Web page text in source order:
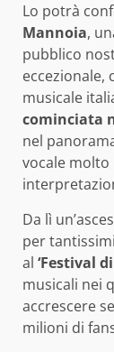
Lo potrà
Mannoia,
pubblico
eccezionale,
musicale
cominciata
nel
vocale
Da lì
per
al ‘Festival
musicali nei
accrescere
milioni di